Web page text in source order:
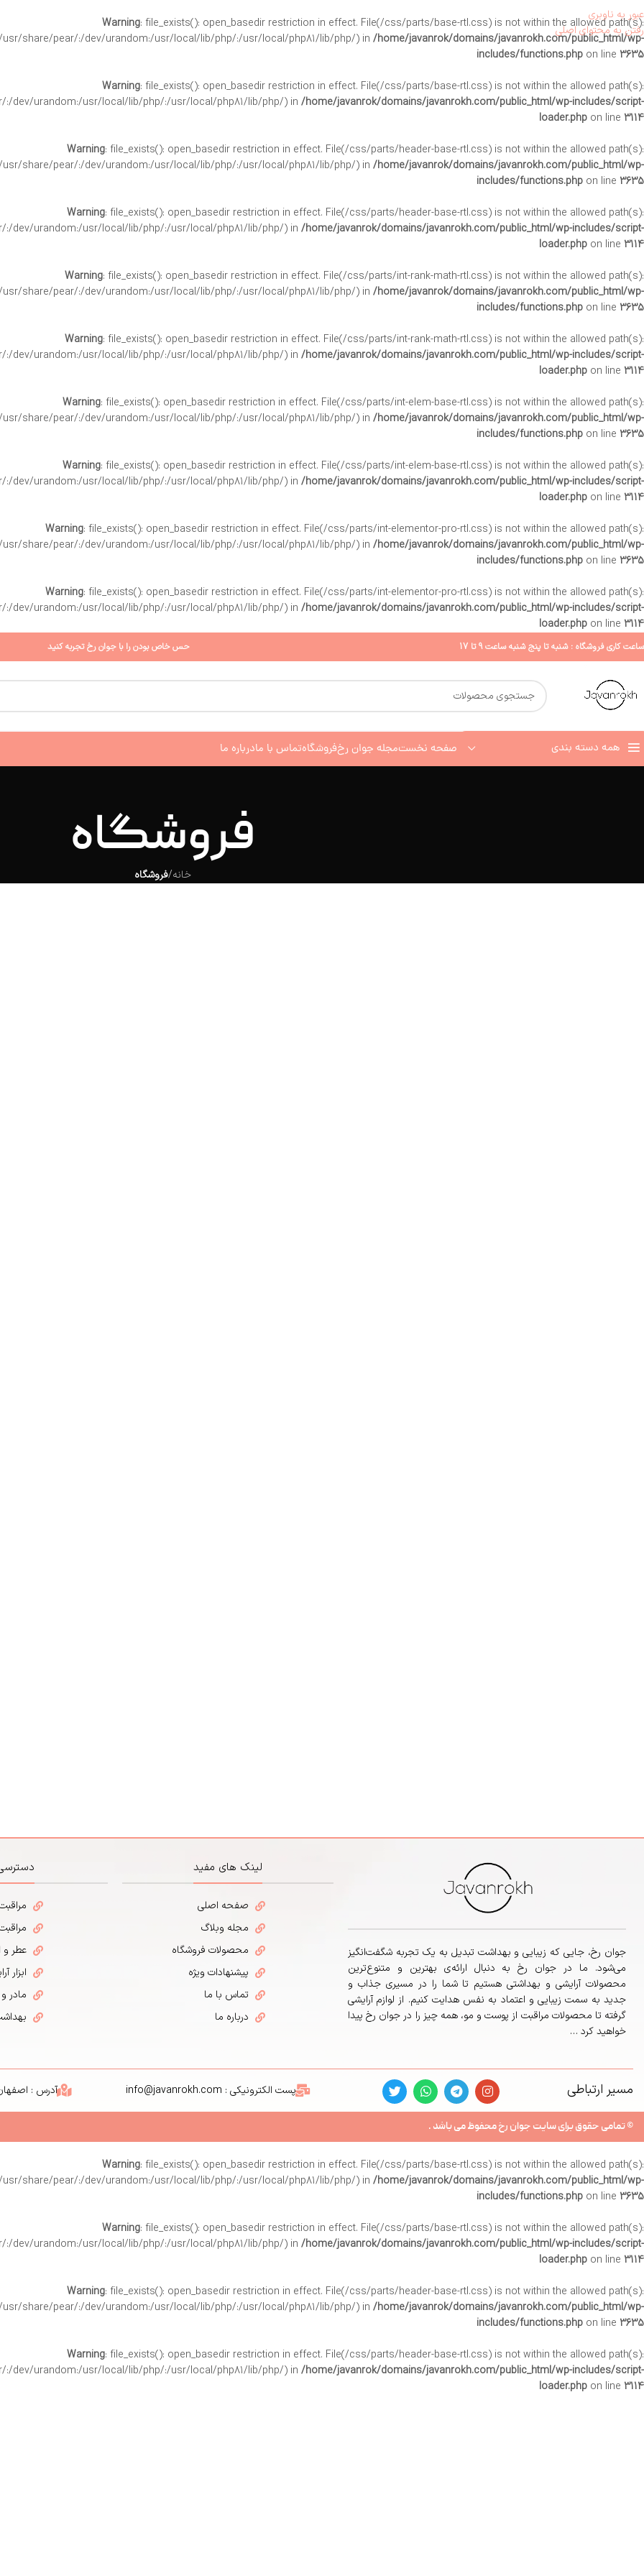
Warning: file_exists(): open_basedir restriction in effect. File(/css/parts/base-rtl.css) is not within the allowed path(s):
share/pear/:/dev/urandom:/usr/local/lib/php/:/usr/local/php81/lib/php/) in /home/javanrok/domains/javanrokh.com/public_html/wp-
includes/functions.php on line 3635
Warning: file_exists(): open_basedir restriction in effect. File(/css/parts/base-rtl.css) is not within the allowed path(s):
dev/urandom:/usr/local/lib/php/:/usr/local/php81/lib/php/) in /home/javanrok/domains/javanrokh.com/public_html/wp-includes/script-
loader.php on line 3114
Warning: file_exists(): open_basedir restriction in effect. File(/css/parts/header-base-rtl.css) is not within the allowed path(s):
share/pear/:/dev/urandom:/usr/local/lib/php/:/usr/local/php81/lib/php/) in /home/javanrok/domains/javanrokh.com/public_html/wp-
includes/functions.php on line 3635
Warning: file_exists(): open_basedir restriction in effect. File(/css/parts/header-base-rtl.css) is not within the allowed path(s):
dev/urandom:/usr/local/lib/php/:/usr/local/php81/lib/php/) in /home/javanrok/domains/javanrokh.com/public_html/wp-includes/script-
loader.php on line 3114
Warning: file_exists(): open_basedir restriction in effect. File(/css/parts/int-rank-math-rtl.css) is not within the allowed path(s):
share/pear/:/dev/urandom:/usr/local/lib/php/:/usr/local/php81/lib/php/) in /home/javanrok/domains/javanrokh.com/public_html/wp-
includes/functions.php on line 3635
Warning: file_exists(): open_basedir restriction in effect. File(/css/parts/int-rank-math-rtl.css) is not within the allowed path(s):
dev/urandom:/usr/local/lib/php/:/usr/local/php81/lib/php/) in /home/javanrok/domains/javanrokh.com/public_html/wp-includes/script-
loader.php on line 3114
Warning: file_exists(): open_basedir restriction in effect. File(/css/parts/int-elem-base-rtl.css) is not within the allowed path(s):
share/pear/:/dev/urandom:/usr/local/lib/php/:/usr/local/php81/lib/php/) in /home/javanrok/domains/javanrokh.com/public_html/wp-
includes/functions.php on line 3635
Warning: file_exists(): open_basedir restriction in effect. File(/css/parts/int-elem-base-rtl.css) is not within the allowed path(s):
dev/urandom:/usr/local/lib/php/:/usr/local/php81/lib/php/) in /home/javanrok/domains/javanrokh.com/public_html/wp-includes/script-
loader.php on line 3114
Warning: file_exists(): open_basedir restriction in effect. File(/css/parts/int-elementor-pro-rtl.css) is not within the allowed path(s):
share/pear/:/dev/urandom:/usr/local/lib/php/:/usr/local/php81/lib/php/) in /home/javanrok/domains/javanrokh.com/public_html/wp-
includes/functions.php on line 3635
Warning: file_exists(): open_basedir restriction in effect. File(/css/parts/int-elementor-pro-rtl.css) is not within the allowed path(s):
dev/urandom:/usr/local/lib/php/:/usr/local/php81/lib/php/) in /home/javanrok/domains/javanrokh.com/public_html/wp-includes/script-
loader.php on line 3114
عبور به ناوبری
رفتن به محتوای اصلی
ساعت کاری فروشگاه : شنبه تا پنج شنبه ساعت 9 تا 17 حس خاص بودن را با جوان رخ تجربه کنید
همه دسته بندی صفحه نخستمجله جوان رخفروشگاهتماس با مادرباره ما
فروشگاه
خانه/فروشگاه
جوان رخ، جایی که زیبایی و بهداشت تبدیل به یک تجربه شگفت‌انگیز
می‌شود. ما در جوان رخ به دنبال ارائه‌ی بهترین و متنوع‌ترین
محصولات آرایشی و بهداشتی هستیم تا شما را در مسیری جذاب و
جدید به سمت زیبایی و اعتماد به نفس هدایت کنیم. از لوازم آرایشی
گرفته تا محصولات مراقبت از پوست و مو، همه چیز را در جوان رخ پیدا
خواهید کرد …
لینک های مفید
صفحه اصلی
مجله وبلاگ
محصولات فروشگاه
پیشنهادات ویژه
تماس با ما
درباره ما
عطر و
ابزار
مادر
مسیر ارتباطی پست الکترونیکی : info@javanrokh.com آدرس :
© تمامی حقوق برای سایت جوان رخ محفوظ می باشد .
Warning: file_exists(): open_basedir restriction in effect. File(/css/parts/base-rtl.css) is not within the allowed path(s):
share/pear/:/dev/urandom:/usr/local/lib/php/:/usr/local/php81/lib/php/) in /home/javanrok/domains/javanrokh.com/public_html/wp-
includes/functions.php on line 3635
Warning: file_exists(): open_basedir restriction in effect. File(/css/parts/base-rtl.css) is not within the allowed path(s):
dev/urandom:/usr/local/lib/php/:/usr/local/php81/lib/php/) in /home/javanrok/domains/javanrokh.com/public_html/wp-includes/script-
loader.php on line 3114
Warning: file_exists(): open_basedir restriction in effect. File(/css/parts/header-base-rtl.css) is not within the allowed path(s):
share/pear/:/dev/urandom:/usr/local/lib/php/:/usr/local/php81/lib/php/) in /home/javanrok/domains/javanrokh.com/public_html/wp-
includes/functions.php on line 3635
Warning: file_exists(): open_basedir restriction in effect. File(/css/parts/header-base-rtl.css) is not within the allowed path(s):
dev/urandom:/usr/local/lib/php/:/usr/local/php81/lib/php/) in /home/javanrok/domains/javanrokh.com/public_html/wp-includes/script-
loader.php on line 3114